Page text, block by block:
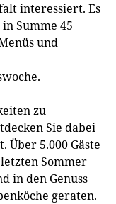
interessiert. Es
Summe 45
und
zu
Sie dabei
Über 5.000 Gäste
Sommer
in den Genuss
geraten.